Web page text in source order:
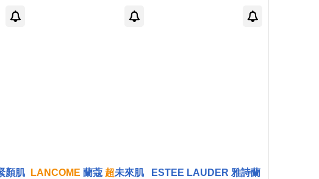
顏肌
LANCOME 蘭蔻 超未來肌
ESTEE LAUDER 雅詩蘭